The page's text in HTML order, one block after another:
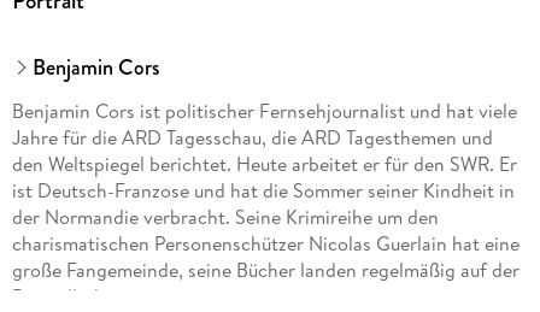
Benjamin Cors
Benjamin Cors ist politischer Fernsehjournalist und hat viele
Jahre für die ARD Tagesschau, die ARD Tagesthemen und
den Weltspiegel berichtet. Heute arbeitet er für den SWR. Er
ist Deutsch-Franzose und hat die Sommer seiner Kindheit in
der Normandie verbracht. Seine Krimireihe um den
charismatischen Personenschützer Nicolas Guerlain hat eine
große Fangemeinde, seine Bücher landen regelmäßig auf der
Bestsellerliste.